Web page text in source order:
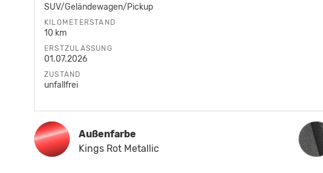
SUV/Geländewagen/Pickup
KILOMETERSTAND
10 km
ERSTZULASSUNG
01.07.2026
ZUSTAND
unfallfrei
Außenfarbe
Kings Rot Metallic